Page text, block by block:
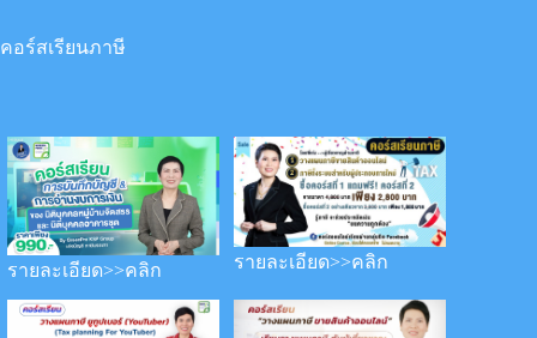
คอร์สเรียนภาษี
รายละเอียด>>คลิก รายละเอียด>>คลิก